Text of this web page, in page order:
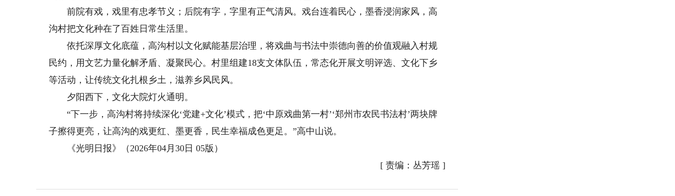
前院有戏，戏里有忠孝节义；后院有字，字里有正气清风。戏台连着民心，墨香浸润家风，高
沟村把文化种在了百姓日常生活里。
依托深厚文化底蕴，高沟村以文化赋能基层治理，将戏曲与书法中崇德向善的价值观融入村规
民约，用文艺力量化解矛盾、凝聚民心。村里组建18支文体队伍，常态化开展文明评选、文化下乡
等活动，让传统文化扎根乡土，滋养乡风民风。
夕阳西下，文化大院灯火通明。
“下一步，高沟村将持续深化‘党建+文化’模式，把‘中原戏曲第一村’‘郑州市农民书法村’两块牌
子擦得更亮，让高沟的戏更红、墨更香，民生幸福成色更足。”高中山说。
《光明日报》（2026年04月30日 05版）
[ 责编：丛芳瑶]